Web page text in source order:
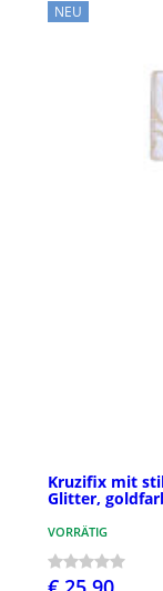
NEU
Kruzifix mit
Glitter,
VORRÄTIG